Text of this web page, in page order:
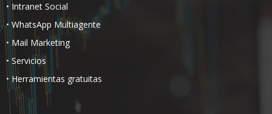
• Intranet Social
• WhatsApp Multiagente
• Mail Marketing
• Servicios
• Herramientas gratuitas